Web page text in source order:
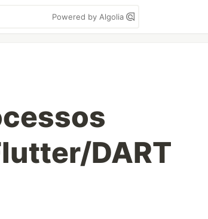
Powered by Algolia
DART